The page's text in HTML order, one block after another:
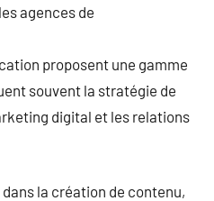
agences de
proposent une gamme
souvent la stratégie de
digital et les relations
la création de contenu,